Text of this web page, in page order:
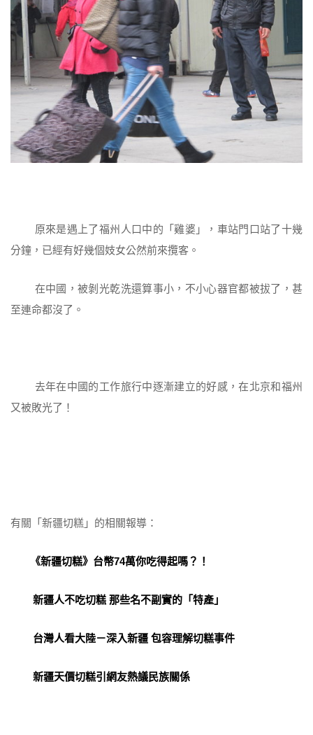
原來是遇上了福州人口中的「雞婆」，車站門口站了十幾
分鐘，已經有好幾個妓女公然前來攬客。
在中國，被剝光乾洗還算事小，不小心器官都被拔了，甚
至連命都沒了。
去年在中國的工作旅行中逐漸建立的好感，在北京和福州
又被敗光了！
有關「新疆切糕」的相關報導：
《新疆切糕》台幣74萬你吃得起嗎？！
新疆人不吃切糕 那些名不副實的「特產」
台灣人看大陸－深入新疆 包容理解切糕事件
新疆天價切糕引網友熱議民族關係